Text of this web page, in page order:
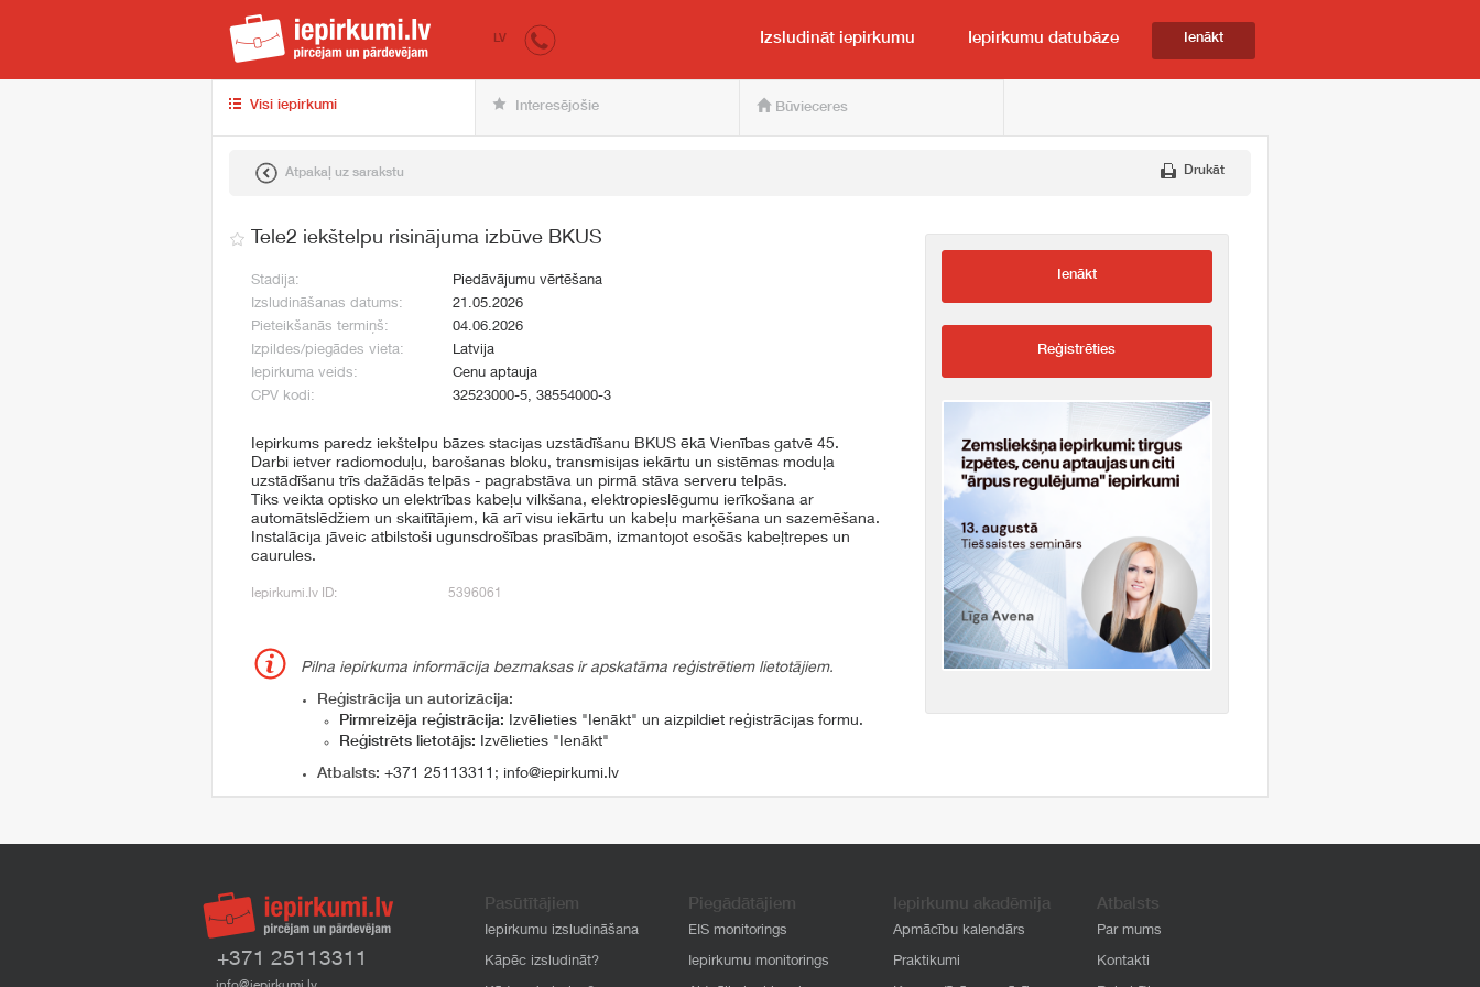
iepirkumi.lv pircējam un pārdevējam
LV Izsludināt iepirkumu Iepirkumu datubāze Ienākt
Visi iepirkumi Interesējošie Būvieceres
Atpakaļ uz sarakstu Drukāt
Tele2 iekštelpu risinājuma izbūve BKUS
Stadija:
Piedāvājumu vērtēšana
Izsludināšanas datums:
21.05.2026
Pieteikšanās termiņš:
04.06.2026
Izpildes/piegādes vieta:
Latvija
Iepirkuma veids:
Cenu aptauja
CPV kodi:
32523000-5, 38554000-3
Iepirkums paredz iekštelpu bāzes stacijas uzstādīšanu BKUS ēkā Vienības gatvē 45.
Darbi ietver radiomoduļu, barošanas bloku, transmisijas iekārtu un sistēmas moduļa
uzstādīšanu trīs dažādās telpās - pagrabstāva un pirmā stāva serveru telpās.
Tiks veikta optisko un elektrības kabeļu vilkšana, elektropieslēgumu ierīkošana ar
automātslēdžiem un skaitītājiem, kā arī visu iekārtu un kabeļu marķēšana un sazemēšana.
Instalācija jāveic atbilstoši ugunsdrošības prasībām, izmantojot esošās kabeļtrepes un
caurules.
Iepirkumi.lv ID: 5396061
Pilna iepirkuma informācija bezmaksas ir apskatāma reģistrētiem lietotājiem.
Reģistrācija un autorizācija:
Pirmreizēja reģistrācija: Izvēlieties "Ienākt" un aizpildiet reģistrācijas formu.
Reģistrēts lietotājs: Izvēlieties "Ienākt"
Atbalsts: +371 25113311 ; info@iepirkumi.lv
Ienākt
Reģistrēties
+371 25113311
Pasūtītājiem
Iepirkumu izsludināšana
Kāpēc izsludināt?
Piegādātājiem
EIS monitorings
Iepirkumu monitorings
Iepirkumu akadēmija
Apmācību kalendārs
Praktikumi
Atbalsts
Par mums
Kontakti